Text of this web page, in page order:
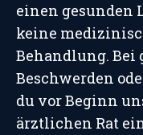
einen gesunden
keine
Behandlung.
Beschwerden
du vor Beginn
ärztlichen Rat